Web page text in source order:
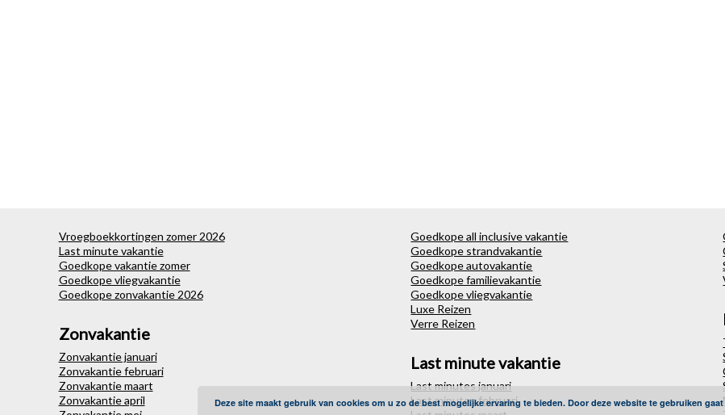
Vroegboekkortingen zomer 2026
Last minute vakantie
Goedkope vakantie zomer
Goedkope vliegvakantie
Goedkope zonvakantie 2026
Zonvakantie
Zonvakantie januari
Zonvakantie februari
Zonvakantie maart
Zonvakantie april
Goedkope all inclusive vakantie
Goedkope strandvakantie
Goedkope autovakantie
Goedkope familievakantie
Goedkope vliegvakantie
Luxe Reizen
Verre Reizen
Last minute vakantie
Last minutes januari
Last minutes februari
Deze site maakt gebruik van cookies om u zo de best mogelijke ervaring te bieden. Door deze website te gebruiken